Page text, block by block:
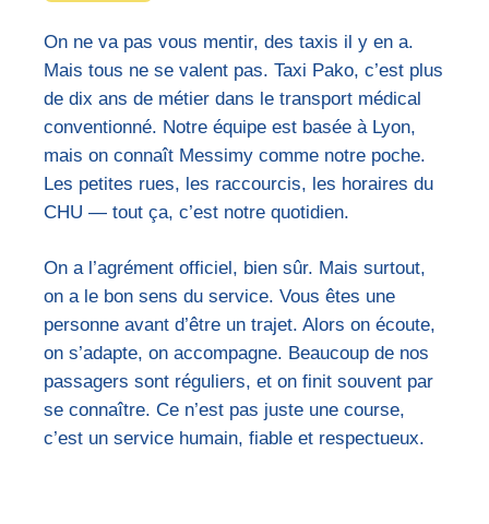
On ne va pas vous mentir, des taxis il y en a.
Mais tous ne se valent pas. Taxi Pako, c’est plus
de dix ans de métier dans le transport médical
conventionné. Notre équipe est basée à Lyon,
mais on connaît Messimy comme notre poche.
Les petites rues, les raccourcis, les horaires du
CHU — tout ça, c’est notre quotidien.
On a l’agrément officiel, bien sûr. Mais surtout,
on a le bon sens du service. Vous êtes une
personne avant d’être un trajet. Alors on écoute,
on s’adapte, on accompagne. Beaucoup de nos
passagers sont réguliers, et on finit souvent par
se connaître. Ce n’est pas juste une course,
c’est un service humain, fiable et respectueux.